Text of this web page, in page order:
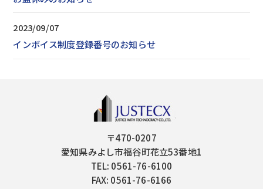
2023/09/07
インボイス制度登録番号のお知らせ
〒470-0207
愛知県みよし市福谷町花立53番地1
TEL: 0561-76-6100
FAX: 0561-76-6166